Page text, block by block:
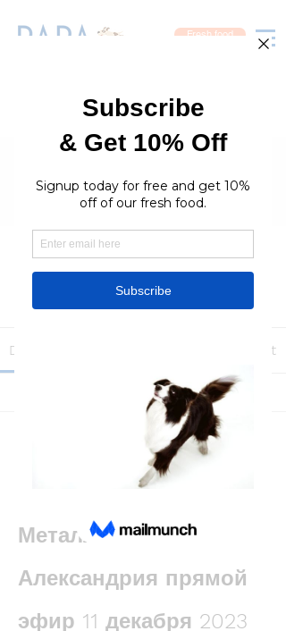
Fresh food
Groups
RaraPetcare Group
Public · 396 members
Join
Discussion About
December 10, 2023
(трансляция hd)
Металлист 1925
Александрия прямой
эфир 11 декабря 2023